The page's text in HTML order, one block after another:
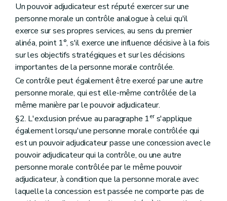
Un pouvoir adjudicateur est réputé exercer sur une
personne morale un contrôle analogue à celui qu'il
exerce sur ses propres services, au sens du premier
alinéa, point 1°, s'il exerce une influence décisive à la fois
sur les objectifs stratégiques et sur les décisions
importantes de la personne morale contrôlée.
Ce contrôle peut également être exercé par une autre
personne morale, qui est elle-même contrôlée de la
même manière par le pouvoir adjudicateur.
§2. L'exclusion prévue au paragraphe 1ers'applique
également lorsqu'une personne morale contrôlée qui
est un pouvoir adjudicateur passe une concession avec le
pouvoir adjudicateur qui la contrôle, ou une autre
personne morale contrôlée par le même pouvoir
adjudicateur, à condition que la personne morale avec
laquelle la concession est passée ne comporte pas de